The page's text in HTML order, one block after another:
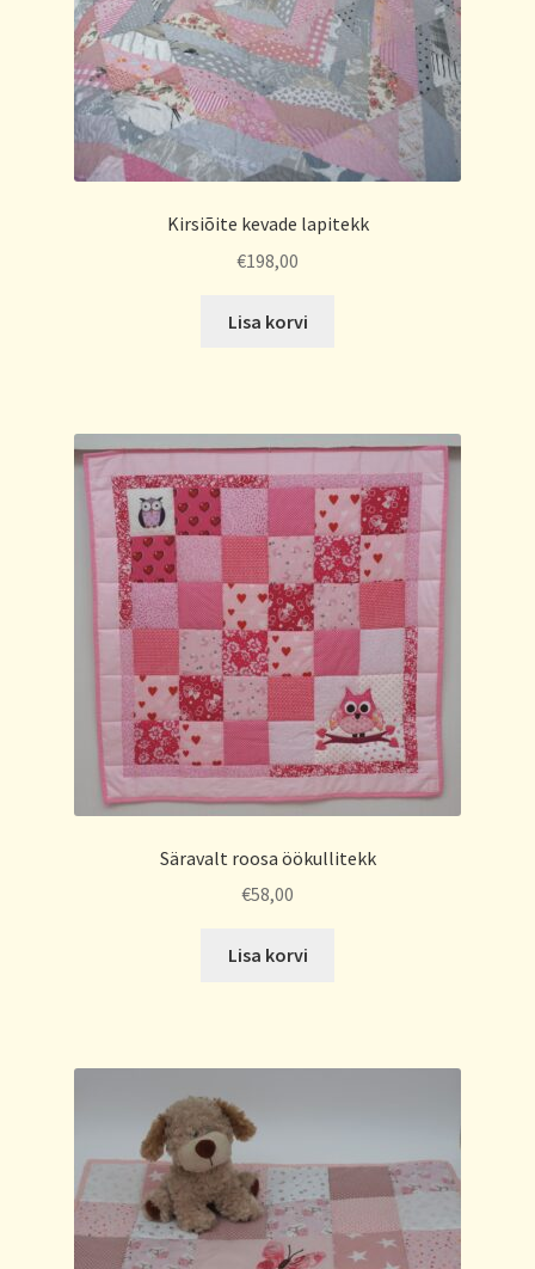
Kirsiõite kevade lapitekk
€198,00
Lisa korvi
Säravalt roosa öökullitekk
€58,00
Lisa korvi